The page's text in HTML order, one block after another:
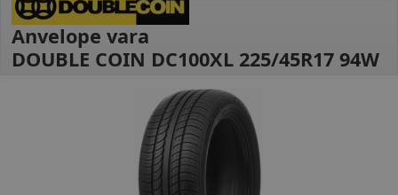
AUTO
CAMION
MOTO
CAUTARE DUPA
DIMENSIUNI
PRODUCATORI ANVELOPE
MARCA AUTO
BLOG
Anvelope vara
DOUBLE COIN DC100XL 225/45R17 94W